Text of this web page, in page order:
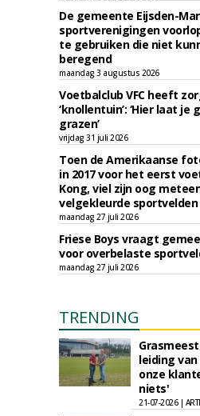
De gemeente Eijsden-
sportverenigingen
te gebruiken die niet
beregend
maandag 3 augustus 2026
Voetbalclub VFC heeft
‘knollentuin’: ‘Hier laat je
grazen’
vrijdag 31 juli 2026
Toen de Amerikaanse
in 2017 voor het eerst
Kong, viel zijn oog
velgekleurde
maandag 27 juli 2026
Friese Boys vraagt
voor overbelaste
maandag 27 juli 2026
TRENDING
leiding van
onze
niets'
21-07-2026 |